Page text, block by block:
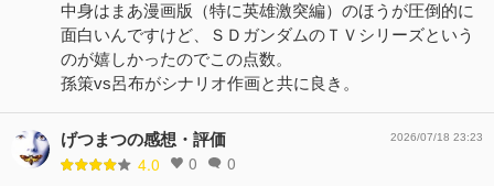
中身はまあ漫画版（特に英雄激突編）のほうが圧倒的に
面白いんですけど、ＳＤガンダムのＴＶシリーズという
のが嬉しかったのでこの点数。
孫策vs呂布がシナリオ作画と共に良き。
げつまつの感想・評価
4.0 0 0
2026/07/18 23:23